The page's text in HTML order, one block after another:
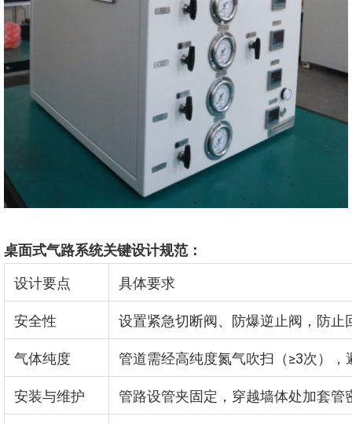
桌面式气路系统关键设计规范：
设计要点
具体要求
安全性 设置紧急切断阀、防爆逆止阀，防止
气体纯度 管道需经高纯度氮气吹扫（≥3次），
安装与维护 管路设管夹固定，穿越墙体处加套管